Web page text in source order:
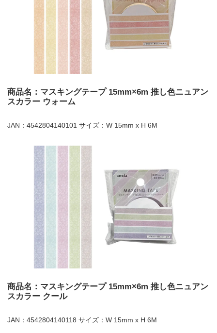
商品名：マスキングテープ 15mm×6m 推し色ニュアン
スカラー ウォーム
JAN：4542804140101 サイズ：W 15mm x H 6M
商品名：マスキングテープ 15mm×6m 推し色ニュアン
スカラー クール
JAN：4542804140118 サイズ：W 15mm x H 6M